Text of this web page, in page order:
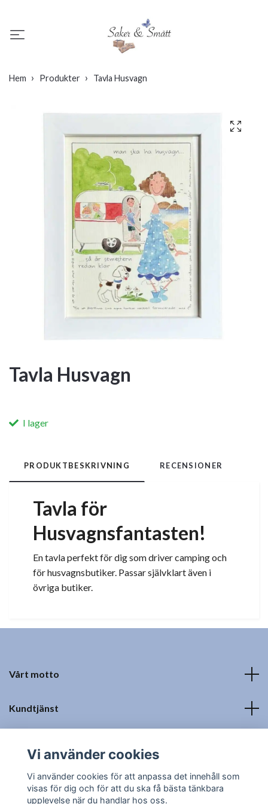
Hem Produkter Tavla Husvagn
Tavla Husvagn
I lager
PRODUKTBESKRIVNING RECENSIONER
Tavla för
Husvagnsfantasten!
En tavla perfekt för dig som driver camping och
för husvagnsbutiker. Passar självklart även i
övriga butiker.
Vårt motto
Kundtjänst
Sociala medier
Vi använder cookies
Vi använder cookies för att anpassa det innehåll som
visas för dig och för att du ska få bästa tänkbara
upplevelse när du handlar hos oss.